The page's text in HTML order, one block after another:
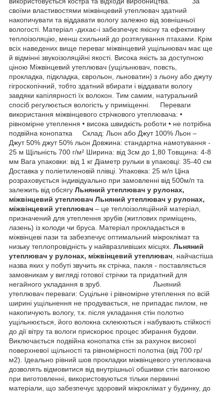
своїми властивостями міжвінцевий утеплювач здатний
накопичувати та віддавати вологу залежно від зовнішньої
вологості. Матеріал -дихає-і забезпечує якісну та ефективну
теплоізоляцію, менш схильний до розтягування птахами. Крім
всіх наведених вище переваг міжвінцевий ущільнювач має ще
й відмінні звукоізоляційні якості. Висока якість за доступною
ціною Міжвінцевий утеплювач (ущільнювач, повсть,
прокладка, підкладка, єврольон, льноватин) з льону або джуту
гігроскопічний, тобто здатний вбирати і віддавати вологу
завдяки капілярності їх волокон. Тим самим, натуральний
спосіб регулюється вологість у приміщенні. Переваги
використання міжвінцевого стрічкового утеплювача: •
рівномірне утеплення • висока швидкість роботи • не потрібна
подвійна конопатка Склад: Льон або Джут 100% Льон –
Джут 50% джут 50% льон Довжина: стандартна намотування -
25 м Щільність 700 г/м² Ширина: від 3см до 1,80 Товщина: 4-8
мм Вага упаковки: від 1 кг Діаметр рульки в упаковці: 35-40 см
Доставка у поліетиленовій плівці. Упаковка: 25 м/п Ціна
розраховується індивідуально при замовленні від 500м/п та
залежить від обсягу Льняний утеплювач у рулонах,
міжвінцевий утеплювач Льняний утеплювач у рулонах,
міжвінцевий утеплювач – це теплоізоляційний матеріал,
призначений для утеплення зрубів (житлових приміщень,
лазень) із колоди чи бруса. Матеріал прокладається в
міжвінцеві пази та забезпечує оптимальний мікроклімат та
низьку теплопровідність у найвразливіших місцях. Льняний
утеплювач у рулонах, міжвінцевий утеплювач , найчастіша
назва яких у побуті звучить як стрічка, пакля - поставляється
замовникам у вигляді готової стрічки та придатний для
негайного укладання в зруб. Льняний
утеплювач переваги: Суцільне і рівномірне утеплення по всій
ширині ущільнення не продувається, не припадає пилом, не
накопичують вологу, т.к. після укладання стін полотно
ущільнюється, його волокна склеюються і набувають стійкості
до дії вітру та вологи прискорює процес збирання будови.
Виключається подвійна конопатка стін за рахунок високої
поверхневої щільності та рівномірності полотна (від 700 гр/
м2). Ідеально рівний шов прокладки міжвінцевого утеплювача
дозволять відмовитися від внутрішньої обшивки стін вагонкою
при виготовленні, використовуються тільки первинні
матеріали, що забезпечує здоровий мікроклімат у будинку, до